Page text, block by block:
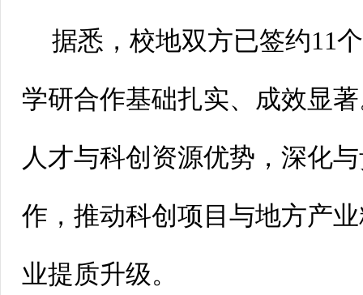
据悉，校地双方已签约11
学研合作基础扎实、成效显
人才与科创资源优势，深化
作，推动科创项目与地方产
业提质升级。